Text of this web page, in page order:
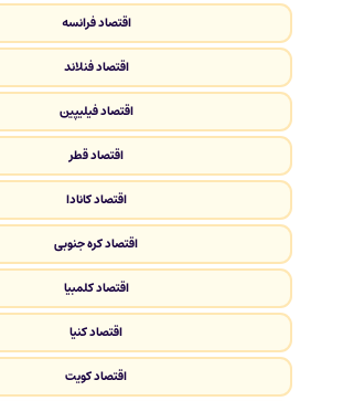
اقتصاد فرانسه
اقتصاد فنلاند
اقتصاد فیلیپین
اقتصاد قطر
اقتصاد کانادا
اقتصاد کره جنوبی
اقتصاد کلمبیا
اقتصاد کنیا
اقتصاد کویت